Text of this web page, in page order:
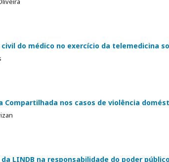
do médico no exercício da telemedicina
Compartilhada nos casos de violência
LINDB na responsabilidade do poder